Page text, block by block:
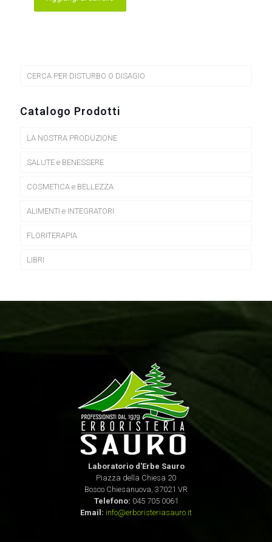
era:
CERCA PER DISTURBO O DISAGIO
Catalogo Prodotti
LA NOSTRA PRODUZIONE
SALUTE e BENESSERE
COSMETICA e BELLEZZA
ALIMENTI e INTEGRATORI
FLORITERAPIA
LIBRI
Laboratorio d'Erbe Sauro
Piazza della Chiesa 20
Bosco Chiesanuova, 37021 VR
Telefono: 045 705 0061
Email: info@erboristeriasauro.it